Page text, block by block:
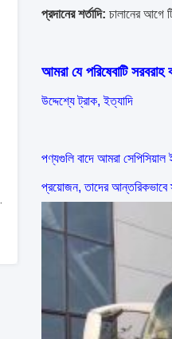
প্রদানের শর্তাদি: চালানের আগে
আমরা যে পরিষেবাটি সরবরাহ
উদ্দেশ্যে ট্রাক, ইত্যাদি
পণ্যগুলি বাদে আমরা
প্রয়োজন, তাদের আন্তরিকভাবে